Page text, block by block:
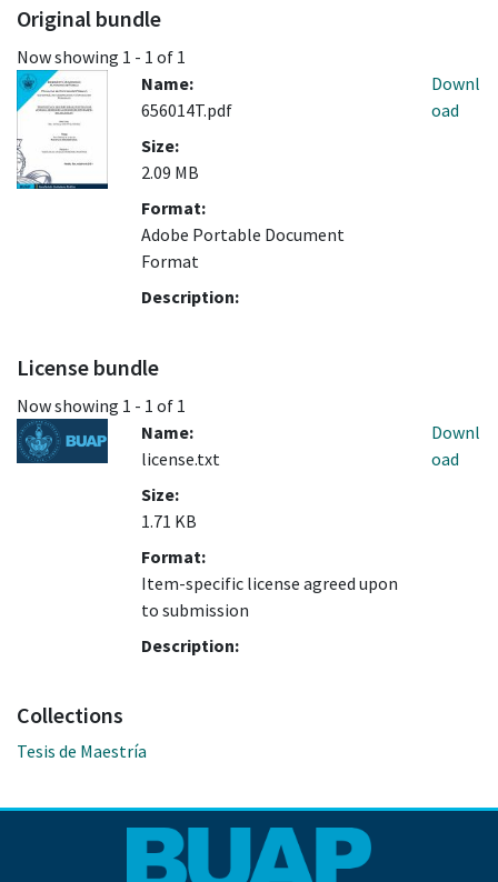
Original bundle
Now showing 1 - 1 of 1
Name:
656014T.pdf
Size:
2.09 MB
Format:
Adobe Portable Document
Format
Description:
Downl
oad
License bundle
Now showing 1 - 1 of 1
Name:
license.txt
Size:
1.71 KB
Format:
Item-specific license agreed upon
to submission
Description:
Downl
oad
Collections
Tesis de Maestría